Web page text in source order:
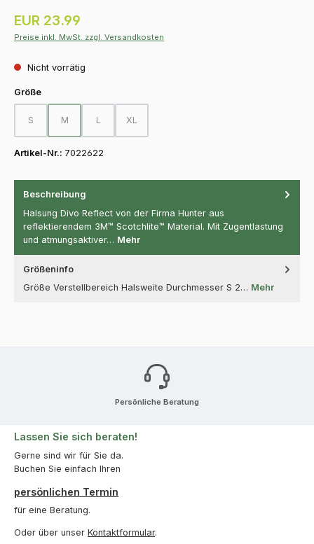
Regulärer Preis:
EUR 23.99
Preise inkl. MwSt. zzgl. Versandkosten
Nicht vorrätig
Größeauswählen
S
(Diese Option ist zurzeit nicht verfügbar.)
M
(Diese Option ist zurzeit nicht verfügbar.)
L
(Diese Option ist zurzeit nicht verfügbar.)
XL
(Diese Option ist zurzeit nicht verfügbar.)
Artikel-Nr.: 7022622
Beschreibung
Halsung Divo Reflect von der Firma Hunter aus
reflektierendem 3M™ Scotchlite™ Material. Mit Zugentlastung
und atmungsaktiver… Mehr
Größeninfo
Größe Verstellbereich Halsweite Durchmesser S 2… Mehr
Persönliche Beratung
Lassen Sie sich beraten!
Gerne sind wir für Sie da.
Buchen Sie einfach Ihren
persönlichen Termin
für eine Beratung.
Oder über unser Kontaktformular.